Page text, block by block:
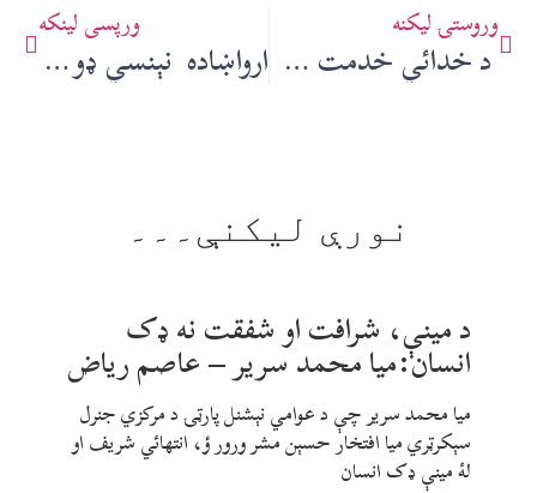
وروستۍ ليکنه
د خدائي خدمت ګار بختيار کاکا سره مرکه – مرکیال: سجاد ژوندون
ورپسې لينکه
ارواښاده نېنسي ډوپري، د افغان قوم خواخوږي – قاري ادریس خان
نورې ليکنې۔۔۔
د مينې، شرافت او شفقت نه ډک
انسان:ميا محمد سرير – عاصم رياض
ميا محمد سرير چې د عوامي نېشنل پارټۍ د مرکزي جنرل
سېکرټري ميا افتخار حسېن مشر ورور ؤ، انتهائي شريف او
لۀ مينې ډک انسان